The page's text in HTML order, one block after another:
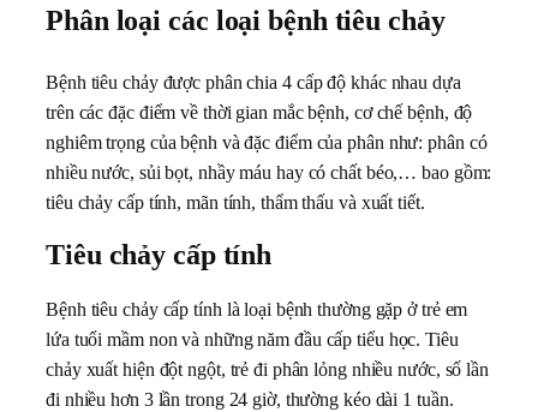
Phân loại các loại bệnh tiêu chảy
Bệnh tiêu chảy được phân chia 4 cấp độ khác nhau dựa
trên các đặc điểm về thời gian mắc bệnh, cơ chế bệnh, độ
nghiêm trọng của bệnh và đặc điểm của phân như: phân có
nhiều nước, sủi bọt, nhầy máu hay có chất béo,… bao gồm:
tiêu chảy cấp tính, mãn tính, thẩm thấu và xuất tiết.
Tiêu chảy cấp tính
Bệnh tiêu chảy cấp tính là loại bệnh thường gặp ở trẻ em
lứa tuổi mầm non và những năm đầu cấp tiểu học. Tiêu
chảy xuất hiện đột ngột, trẻ đi phân lỏng nhiều nước, số lần
đi nhiều hơn 3 lần trong 24 giờ, thường kéo dài 1 tuần.